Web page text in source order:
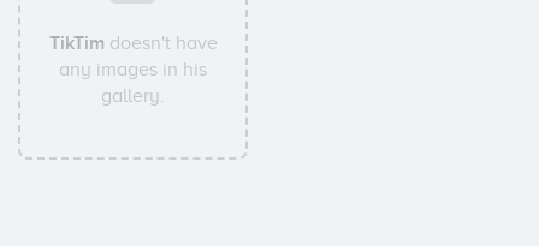
TikTim doesn't have
any images in his
gallery.